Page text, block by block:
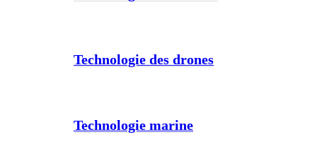
Technologie des drones
Technologie marine